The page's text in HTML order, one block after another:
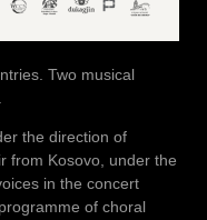
Two musical
the direction of
from Kosovo, under the
in the concert
of choral